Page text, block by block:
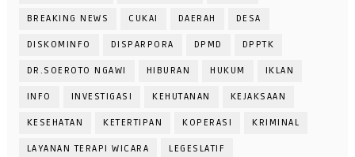
BREAKING NEWS CUKAI DAERAH DESA
DISKOMINFO DISPARPORA DPMD DPPTK
DR.SOEROTO NGAWI HIBURAN HUKUM IKLAN
INFO INVESTIGASI KEHUTANAN KEJAKSAAN
KESEHATAN KETERTIPAN KOPERASI KRIMINAL
LAYANAN TERAPI WICARA LEGESLATIF